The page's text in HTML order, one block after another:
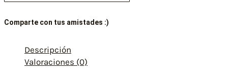
Comparte con tus amistades :)
Descripción
Valoraciones (0)